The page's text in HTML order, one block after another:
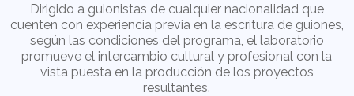
Dirigido a guionistas de cualquier nacionalidad que
cuenten con experiencia previa en la escritura de guiones,
según las condiciones del programa, el laboratorio
promueve el intercambio cultural y profesional con la
vista puesta en la producción de los proyectos
resultantes.